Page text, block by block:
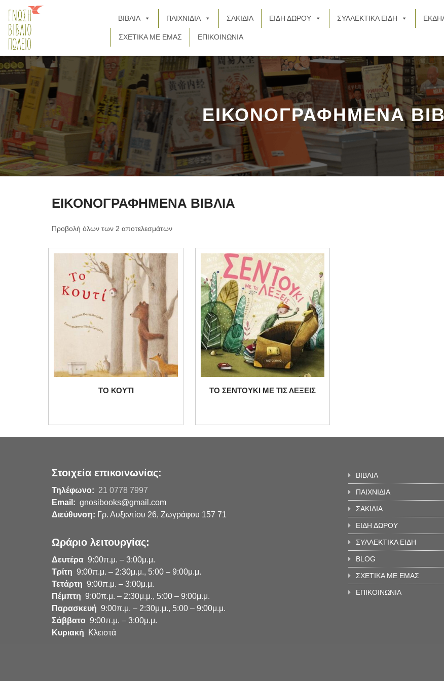
ΒΙΒΛΙΑ ΠΑΙΧΝΙΔΙΑ ΣΑΚΙΔΙΑ ΕΙΔΗ ΔΩΡΟΥ ΣΥΛΛΕΚΤΙΚΑ ΕΙΔΗ
ΣΧΕΤΙΚΑ ΜΕ ΕΜΑΣ ΕΠΙΚΟΙΝΩΝΙΑ
ΕΙΚΟΝΟΓΡΑΦΗΜΕΝΑ
ΕΙΚΟΝΟΓΡΑΦΗΜΕΝΑ ΒΙΒΛΙΑ
Προβολή όλων των 2 αποτελεσμάτων
ΤΟ ΚΟΥΤΙ ΤΟ ΣΕΝΤΟΥΚΙ ΜΕ ΤΙΣ ΛΕΞΕΙΣ
Στοιχεία επικοινωνίας:
Τηλέφωνο: 21 0778 7997
Email: gnosibooks@gmail.com
Διεύθυνση: Γρ. Αυξεντίου 26, Ζωγράφου 157 71
Ωράριο λειτουργίας:
Δευτέρα 9:00π.μ. – 3:00μ.μ.
Τρίτη 9:00π.μ. – 2:30μ.μ., 5:00 – 9:00μ.μ.
Τετάρτη 9:00π.μ. – 3:00μ.μ.
Πέμπτη 9:00π.μ. – 2:30μ.μ., 5:00 – 9:00μ.μ.
Παρασκευή 9:00π.μ. – 2:30μ.μ., 5:00 – 9:00μ.μ.
Σάββατο 9:00π.μ. – 3:00μ.μ.
Κυριακή Κλειστά
ΒΙΒΛΙΑ
ΠΑΙΧΝΙΔΙΑ
ΣΑΚΙΔΙΑ
ΕΙΔΗ ΔΩΡΟΥ
ΣΥΛΛΕΚΤΙΚΑ ΕΙΔΗ
BLOG
ΣΧΕΤΙΚΑ ΜΕ ΕΜΑΣ
ΕΠΙΚΟΙΝΩΝΙΑ